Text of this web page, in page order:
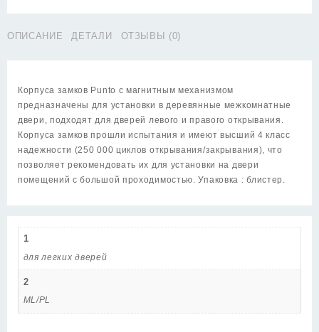
(Пунто)
ND
(ночная
пустыня)
ОПИСАНИЕ ДЕТАЛИ ОТЗЫВЫ (0)
Корпуса замков Punto c магнитным механизмом
предназначены для установки в деревянные межкомнатные
двери, подходят для дверей левого и правого открывания.
Корпуса замков прошли испытания и имеют высший 4 класс
надежности (250 000 циклов открывания/закрывания), что
позволяет рекомендовать их для установки на двери
помещений с большой проходимостью. Упаковка : блистер.
1
для легких дверей
2
ML/PL